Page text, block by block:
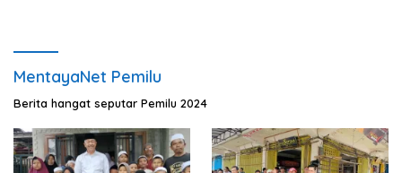
MentayaNet Pemilu
Berita hangat seputar Pemilu 2024